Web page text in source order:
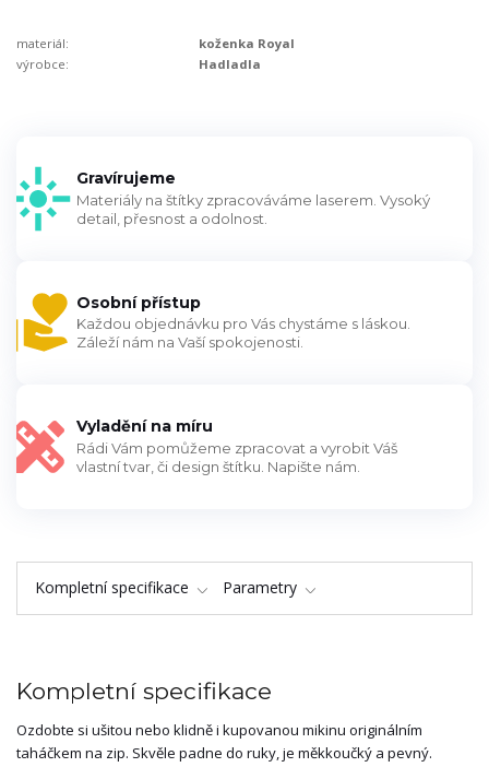
materiál:
koženka Royal
výrobce:
Hadladla
Gravírujeme
Materiály na štítky zpracováváme laserem. Vysoký
detail, přesnost a odolnost.
Osobní přístup
Každou objednávku pro Vás chystáme s láskou.
Záleží nám na Vaší spokojenosti.
Vyladění na míru
Rádi Vám pomůžeme zpracovat a vyrobit Váš
vlastní tvar, či design štítku. Napište nám.
Kompletní specifikace Parametry
Kompletní specifikace
Ozdobte si ušitou nebo klidně i kupovanou mikinu originálním
taháčkem na zip. Skvěle padne do ruky, je měkkoučký a pevný.